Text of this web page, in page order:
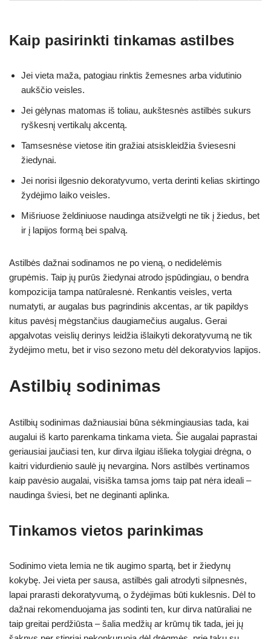
Kaip pasirinkti tinkamas astilbes
Jei vieta maža, patogiau rinktis žemesnes arba vidutinio
aukščio veisles.
Jei gėlynas matomas iš toliau, aukštesnės astilbės sukurs
ryškesnį vertikalų akcentą.
Tamsesnėse vietose itin gražiai atsiskleidžia šviesesni
žiedynai.
Jei norisi ilgesnio dekoratyvumo, verta derinti kelias skirtingo
žydėjimo laiko veisles.
Mišriuose želdiniuose naudinga atsižvelgti ne tik į žiedus, bet
ir į lapijos formą bei spalvą.
Astilbės dažnai sodinamos ne po vieną, o nedidelėmis
grupėmis. Taip jų purūs žiedynai atrodo įspūdingiau, o bendra
kompozicija tampa natūralesnė. Renkantis veisles, verta
numatyti, ar augalas bus pagrindinis akcentas, ar tik papildys
kitus pavėsį mėgstančius daugiamečius augalus. Gerai
apgalvotas veislių derinys leidžia išlaikyti dekoratyvumą ne tik
žydėjimo metu, bet ir viso sezono metu dėl dekoratyvios lapijos.
Astilbių sodinimas
Astilbių sodinimas dažniausiai būna sėkmingiausias tada, kai
augalui iš karto parenkama tinkama vieta. Šie augalai paprastai
geriausiai jaučiasi ten, kur dirva ilgiau išlieka tolygiai drėgna, o
kaitri vidurdienio saulė jų nevargina. Nors astilbės vertinamos
kaip pavėsio augalai, visiška tamsa joms taip pat nėra ideali –
naudinga šviesi, bet ne deginanti aplinka.
Tinkamos vietos parinkimas
Sodinimo vieta lemia ne tik augimo spartą, bet ir žiedynų
kokybę. Jei vieta per sausa, astilbės gali atrodyti silpnesnės,
lapai prarasti dekoratyvumą, o žydėjimas būti kuklesnis. Dėl to
dažnai rekomenduojama jas sodinti ten, kur dirva natūraliai ne
taip greitai perdžiūsta – šalia medžių ar krūmų tik tada, jei jų